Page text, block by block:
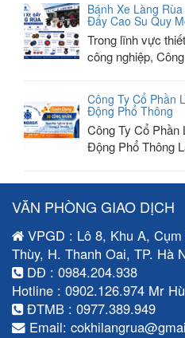
Bánh Xe Làng
Đẩy Cao Su Quy
Trong lĩnh vực
công nghiệp,
Công Ty Cổ Phần
Động Phổ Thông
Công Ty Cổ Phần
Động Phổ Thông
VĂN PHÒNG GIAO DỊCH
VPGD : Lô 8, Khu A,
Thùy, H. Thanh Oai, TP. Hà
DĐ : 0984.204.938
Hotline : 0902.126.974 Mr
ĐTMB : 0977.389.949
Email: